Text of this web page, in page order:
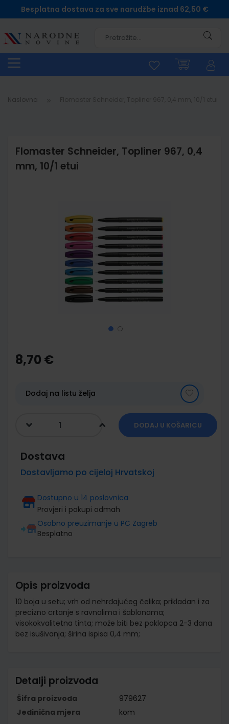
Besplatna dostava za sve narudžbe iznad 62,50 €
Naslovna
Flomaster Schneider, Topliner 967, 0,4
mm, 10/1 etui
the
beginning
gallery
8,70 €
Dodaj na listu želja
DODAJ U KOŠARICU
Dostava
Dostavljamo po cijeloj Hrvatskoj
Dostupno u 14 poslovnica
Provjeri i pokupi odmah
Osobno preuzimanje u PC Zagreb
Besplatno
Opis proizvoda
10 boja u setu; vrh od nehrđajućeg čelika; prikladan i za
precizno crtanje s ravnalima i šablonama;
visokokvalitetna tinta; može biti bez poklopca 2-3 dana
bez isušivanja; širina ispisa 0,4 mm;
Detalji proizvoda
Šifra proizvoda
979627
Jedinična mjera
kom